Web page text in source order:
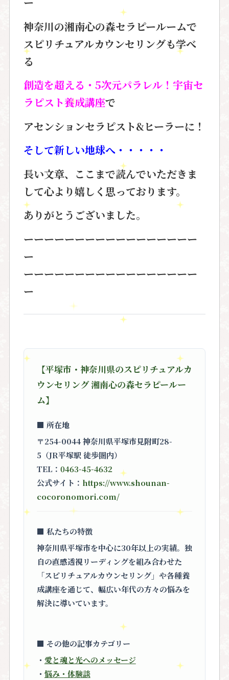
神奈川の湘南心の森セラピールームで
スピリチュアルカウンセリングも学べ
る
創造を超える・5次元パラレル！宇宙セ
ラピスト養成講座で
アセンションセラピスト&ヒーラーに！
そして新しい地球へ・・・・・
長い文章、ここまで読んでいただきま
して心より嬉しく思っております。
ありがとうございました。
ーーーーーーーーーーーーーーーーー
ー
ーーーーーーーーーーーーーーーーー
ー
【平塚市・神奈川県のスピリチュアルカ
ウンセリング 湘南心の森セラピールー
ム】
■ 所在地
〒254-0044 神奈川県平塚市見附町28-
5（JR平塚駅 徒歩圏内）
TEL： 0463-45-4632
公式サイト： https://www.shounan-
cocoronomori.com/
■ 私たちの特徴
神奈川県平塚市を中心に30年以上の実績。独
自の直感透視リーディングを組み合わせた
「スピリチュアルカウンセリング」 や各種養
成講座を通じて、幅広い年代の方々の悩みを
解決に導いています。
■ その他の記事カテゴリー
・ 愛と魂と光へのメッセージ
・ 悩み・体験談